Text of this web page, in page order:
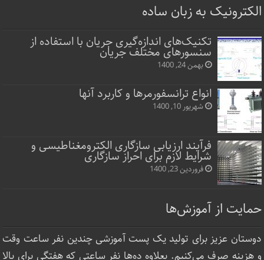
الکترونیک به زبان ساده
تکنیک‌های اندازه‌گیری جریان با استفاده از
سنسورهای مختلف جریان
بهمن 24, 1400
انواع ترانسفورمرها و کاربرد آنها
شهریور 10, 1400
فرآیند ارزیابی سازگاری الکترومغناطیسی و
شرایط لازم برای احراز سازگاری
فروردین 23, 1400
حمایت از آموزش‌ها
دوستان عزیز برای تولید یک پست آموزشی چندین نفر ساعت‌ وقت
و هزینه صرف می‌کنیم. بعلاوه ده‌ها نفر ساعتی که هفتگی برای بالا